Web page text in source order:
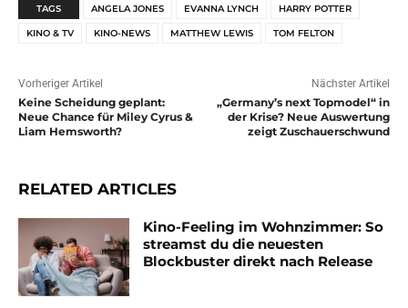
TAGS ANGELA JONES EVANNA LYNCH HARRY POTTER
KINO & TV KINO-NEWS MATTHEW LEWIS TOM FELTON
Vorheriger Artikel
Keine Scheidung geplant:
Neue Chance für Miley Cyrus &
Liam Hemsworth?
Nächster Artikel
„Germany’s next Topmodel“ in
der Krise? Neue Auswertung
zeigt Zuschauerschwund
RELATED ARTICLES
Kino-Feeling im Wohnzimmer: So
streamst du die neuesten
Blockbuster direkt nach Release